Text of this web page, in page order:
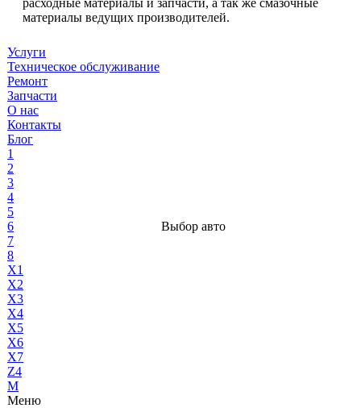
расходные материалы и запчасти, а так же смазочные
материалы ведущих производителей.
Услуги
Техническое обслуживание
Ремонт
Запчасти
О нас
Контакты
Блог
1
2
3
4
5
6
7
8
X1
X2
X3
X4
X5
X6
X7
Z4
М
Меню
Выбор авто